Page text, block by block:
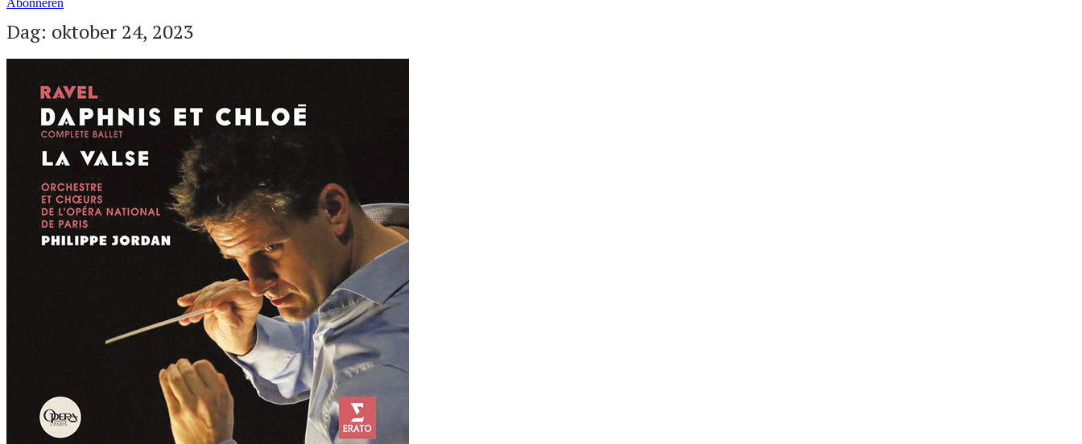
Abonneren
Dag: oktober 24, 2023